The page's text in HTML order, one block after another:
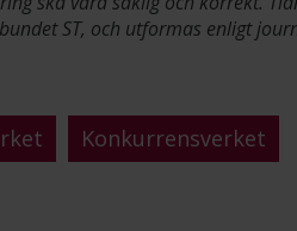
ST, och utformas enligt
Konkurrensverket